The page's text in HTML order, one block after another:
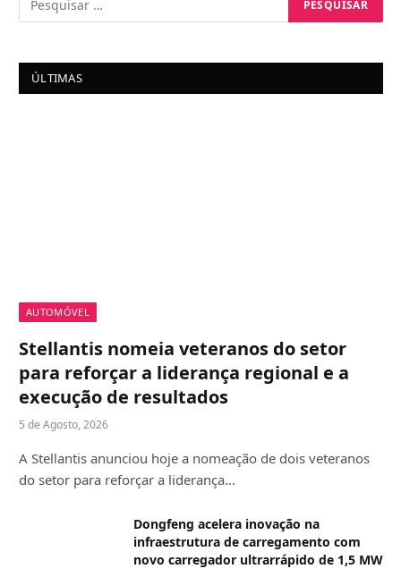
ÚLTIMAS
AUTOMÓVEL
Stellantis nomeia veteranos do setor
para reforçar a liderança regional e a
execução de resultados
5 de Agosto, 2026
A Stellantis anunciou hoje a nomeação de dois veteranos
do setor para reforçar a liderança…
Dongfeng acelera inovação na
infraestrutura de carregamento com
novo carregador ultrarrápido de 1,5 MW